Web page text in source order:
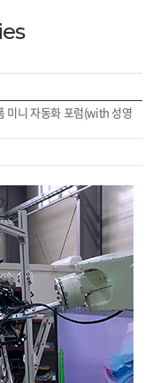
미니 자동화 포럼(with 성영